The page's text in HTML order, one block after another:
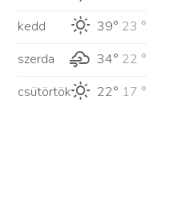
kedd
39° 23 °
szerda
34° 22 °
csütörtök
22° 17 °